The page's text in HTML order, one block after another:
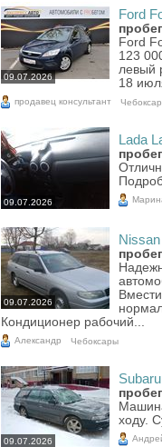
09.07.2026
Ford
Ford
123
левый
18
продавец консультант
09.07.2026
Lada
09.07.2026
Nissan
Кондиционер рабочий...
Александр Чебоксары
09.07.2026
ходу.